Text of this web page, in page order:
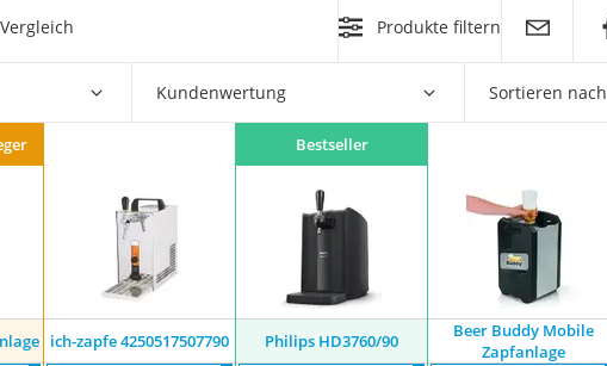
Produkte filtern
Kundenwertung Sortieren nach
Bestseller
ich-zapfe 4250517507790 Philips HD3760/90
Beer Buddy Mobile
Zapfanlage